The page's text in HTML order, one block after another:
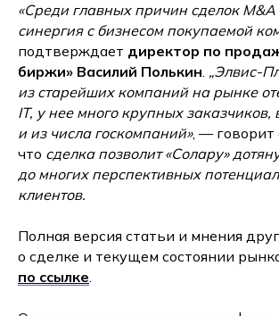
«Среди главных причин сделок
синергия с бизнесом покупаемой
подтверждает директор по
биржи» Василий Полькин. „Элвис-
из старейших компаний на рынке
IT, у нее много крупных заказчиков,
и из числа госкомпаний», — говорит
что сделка позволит «Солару»
до многих перспективных
клиентов.
Полная версия статьи и мнения
о сделке и текущем состоянии
по ссылке.